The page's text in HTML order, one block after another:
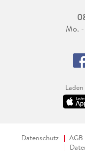
Mo.
Datenschutz AGB